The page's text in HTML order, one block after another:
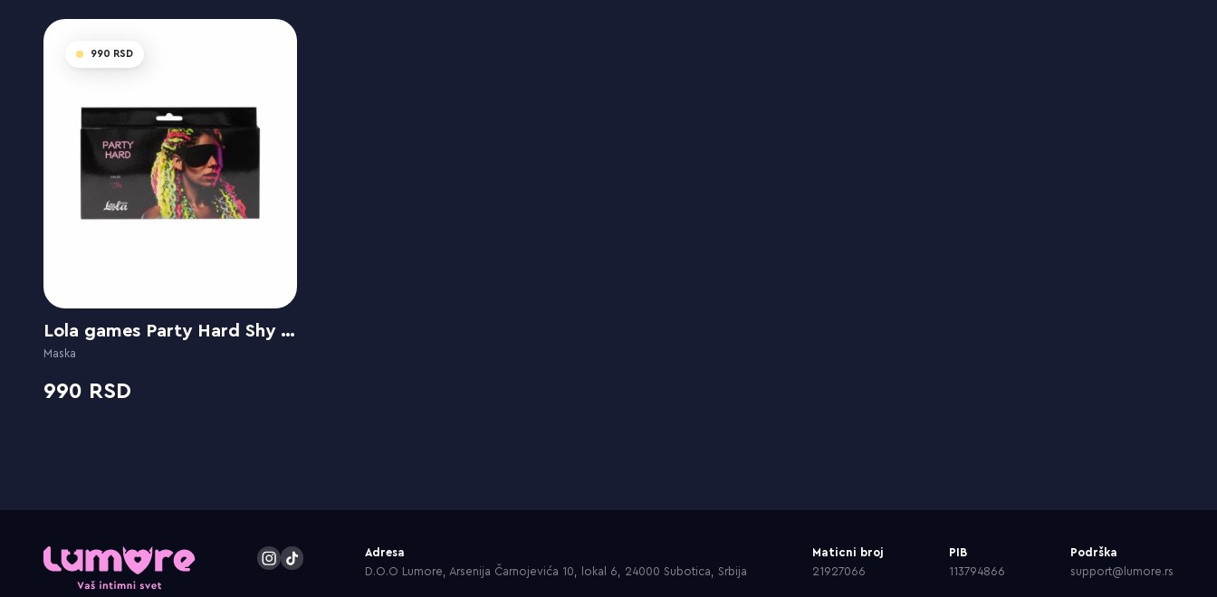
990
Lola games Party Hard Shy Black
Maska
990
Adresa
D.O.O Lumore, Arsenija Čarnojevića 10, lokal 6, 24000 Subotica, Srbija
Maticni broj
21927066
PIB
113794866
Podrška
support@lumore.rs